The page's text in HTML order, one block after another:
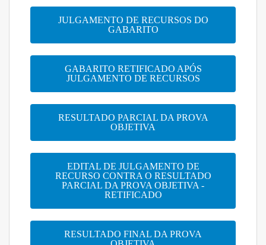
JULGAMENTO DE RECURSOS DO
GABARITO
GABARITO RETIFICADO APÓS
JULGAMENTO DE RECURSOS
RESULTADO PARCIAL DA PROVA
OBJETIVA
EDITAL DE JULGAMENTO DE
RECURSO CONTRA O RESULTADO
PARCIAL DA PROVA OBJETIVA -
RETIFICADO
RESULTADO FINAL DA PROVA